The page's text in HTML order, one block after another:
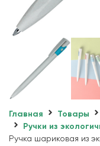
Главная Товары
Ручки из
Ручка шариковая из